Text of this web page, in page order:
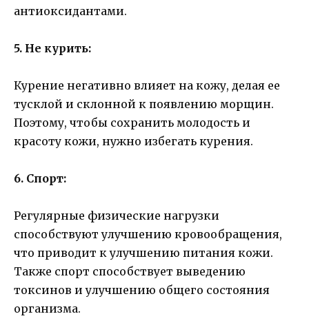
антиоксидантами.
5. Не курить:
Курение негативно влияет на кожу, делая ее
тусклой и склонной к появлению морщин.
Поэтому, чтобы сохранить молодость и
красоту кожи, нужно избегать курения.
6. Спорт:
Регулярные физические нагрузки
способствуют улучшению кровообращения,
что приводит к улучшению питания кожи.
Также спорт способствует выведению
токсинов и улучшению общего состояния
организма.